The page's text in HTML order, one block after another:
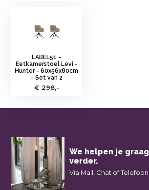
LABEL51 -
Eetkamerstoel Levi -
Hunter - 60x56x80cm
- Set van 2
€ 298,-
We helpen je graag
verder.
Via Mail, Chat of Telefoon.